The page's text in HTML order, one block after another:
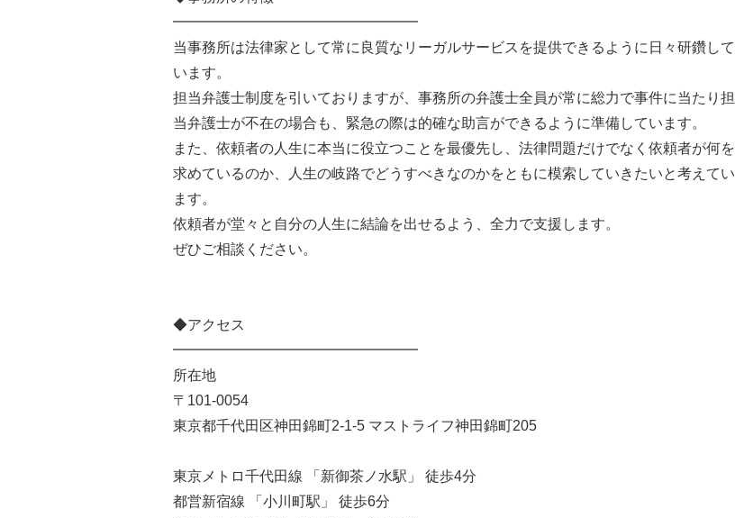
━━━━━━━━━━━━━━━━━
当事務所は法律家として常に良質なリーガルサービスを提供できるように日々研鑽して
います。
担当弁護士制度を引いておりますが、事務所の弁護士全員が常に総力で事件に当たり担
当弁護士が不在の場合も、緊急の際は的確な助言ができるように準備しています。
また、依頼者の人生に本当に役立つことを最優先し、法律問題だけでなく依頼者が何を
求めているのか、人生の岐路でどうすべきなのかをともに模索していきたいと考えてい
ます。
依頼者が堂々と自分の人生に結論を出せるよう、全力で支援します。
ぜひご相談ください。
◆アクセス
━━━━━━━━━━━━━━━━━
所在地
〒101-0054
東京都千代田区神田錦町2-1-5 マストライフ神田錦町205
東京メトロ千代田線 「新御茶ノ水駅」 徒歩4分
都営新宿線 「小川町駅」 徒歩6分